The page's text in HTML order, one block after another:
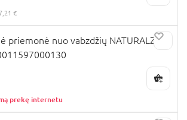
€
priemonė nuo vabzdžių NATURALZ
prekę internetu